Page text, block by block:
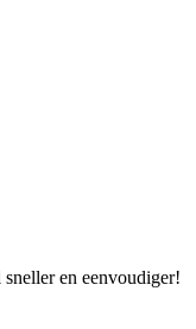
en eenvoudiger!